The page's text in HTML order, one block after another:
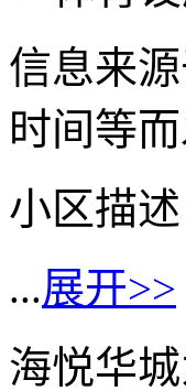
信息来
时间等
小区描述
...展开>>
海悦华